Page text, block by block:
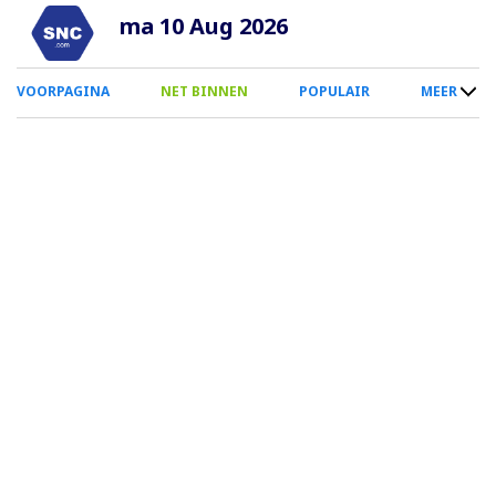
Overslaan
naar
inhoud
ma 10 Aug 2026
0
Smartphone
VOORPAGINA NET BINNEN POPULAIR MEER